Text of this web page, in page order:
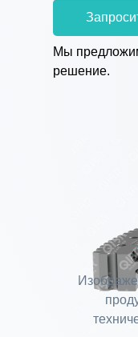
Мы
решение.